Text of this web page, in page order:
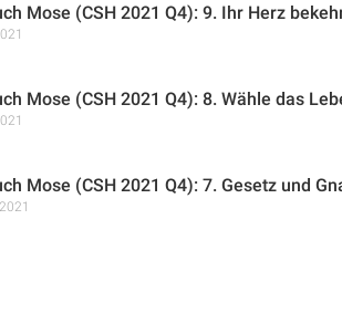
Mose (CSH 2021 Q4): 9. Ihr Herz
Mose (CSH 2021 Q4): 8. Wähle das
Mose (CSH 2021 Q4): 7. Gesetz und